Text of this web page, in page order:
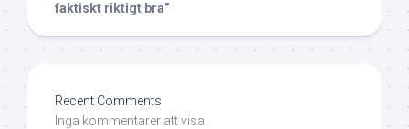
faktiskt riktigt bra”
Recent Comments
Inga kommentarer att visa.